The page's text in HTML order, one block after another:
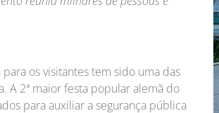
os visitantes tem sido uma das
A 2ª maior festa popular alemã do
para auxiliar a segurança pública